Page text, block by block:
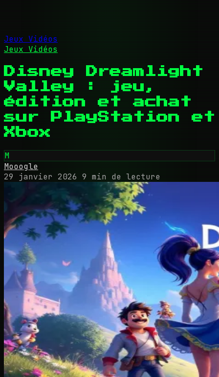
Jeux Vidéos
Jeux Vidéos
Disney Dreamlight
Valley : jeu,
édition et achat
sur PlayStation et
Xbox
M
Mooogle
29 janvier 2026 9 min de lecture